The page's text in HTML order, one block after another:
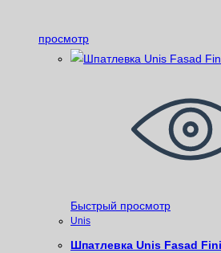
просмотр
Быстрый просмотр
Unis
Шпатлевка Unis Fasad